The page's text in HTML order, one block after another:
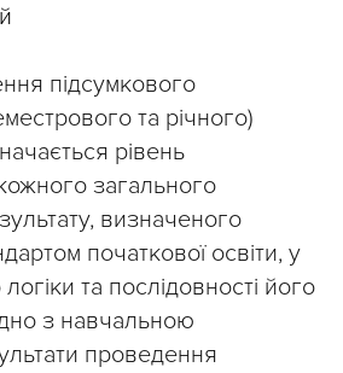
підсумкового
та річного)
рівень
загального
визначеного
початкової освіти, у
логіки та послідовності його
з навчальною
проведення